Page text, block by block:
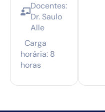
Docentes:
Dr. Saulo
Alle
Carga
horária: 8
horas